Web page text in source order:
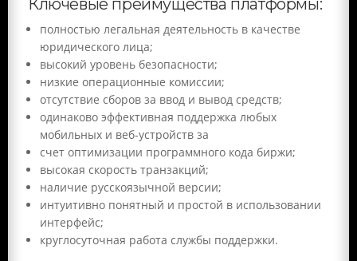
Ключевые преимущества платформы:
полностью легальная деятельность в качестве
юридического лица;
высокий уровень безопасности;
низкие операционные комиссии;
отсутствие сборов за ввод и вывод средств;
одинаково эффективная поддержка любых
мобильных и веб-устройств за
счет оптимизации программного кода биржи;
высокаяскорость транзакций;
наличие русскоязычной версии;
интуитивно понятный и простой в использовании
интерфейс;
круглосуточная работа службы поддержки.